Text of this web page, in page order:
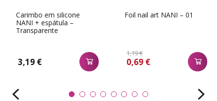
Carimbo em silicone
NANI + espátula –
Transparente
3,19 €
Foil nail art NANI – 01
1,19 €
0,69 €